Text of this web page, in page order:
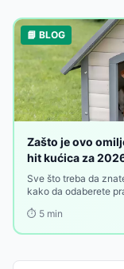
📘 BLOG
Zašto je ovo
hit kućica za
Sve što treba da
kako da odaberete
⏱️ 5 min